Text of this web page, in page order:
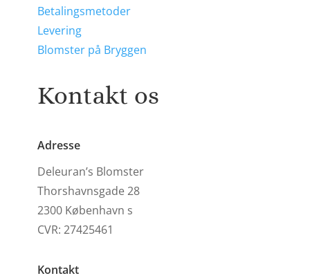
Betalingsmetoder
Levering
Blomster på Bryggen
Kontakt os
Adresse
Deleuran’s Blomster
Thorshavnsgade 28
2300 København s
CVR: 27425461
Kontakt